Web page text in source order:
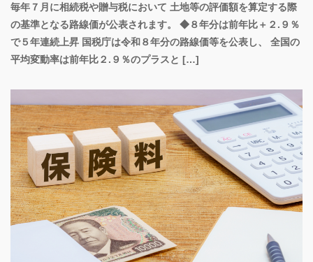
毎年７月に相続税や贈与税において 土地等の評価額を算定する際
の基準となる路線価が公表されます。 ◆８年分は前年比＋２.９％
で５年連続上昇 国税庁は令和８年分の路線価等を公表し、 全国の
平均変動率は前年比２.９％のプラスと […]